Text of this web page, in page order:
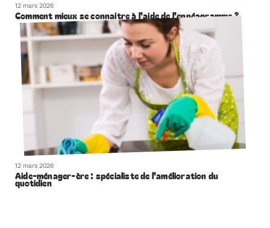
12 mars 2026
Comment mieux se connaitre à l’aide de l’ennéagramme ?
12 mars 2026
Aide-ménager-ère : spécialiste de l’amélioration du
quotidien